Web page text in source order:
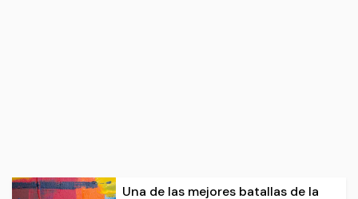
Una de las mejores batallas de la